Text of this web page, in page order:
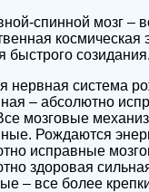
спинной мозг –
космическая
быстрого созидания.
нервная система
– абсолютно
мозговые
Рождаются
исправные
здоровая
– все более